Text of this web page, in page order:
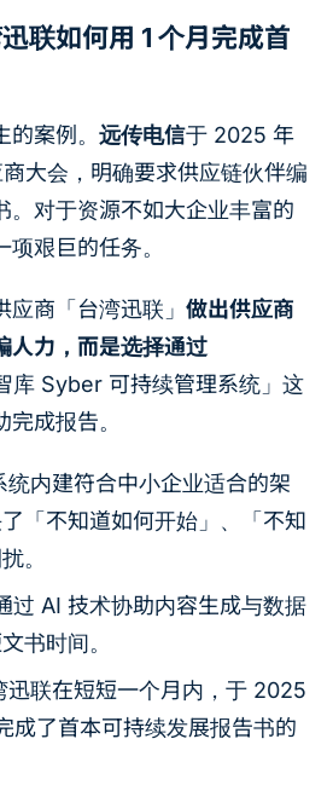
联如何用 1 个月完成首
案例。 远传电信于 2025 年
商大会，明确要求供应链伙伴编
。对于资源不如大企业丰富的
艰巨的任务。
商「台湾迅联」 做出供应商
人力，而是选择通过
库 Syber 可持续管理系统」这
成报告。
统内建符合中小企业适合的架
「不知道如何开始」、「不知
。
过 AI 技术协助内容生成与数据
书时间。
迅联在短短一个月内，于 2025
成了首本可持续发展报告书的